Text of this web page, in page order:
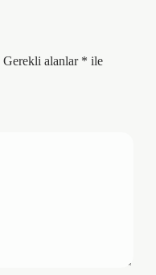
Gerekli alanlar * ile